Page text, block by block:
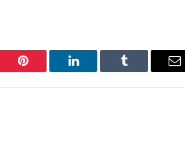
Pinterest LinkedIn Tumblr